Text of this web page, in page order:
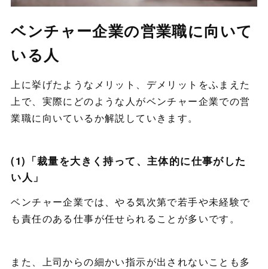
ベンチャー企業の営業職に向いて
いる人
上に挙げたようなメリット、デメリットをふまえた
上で、実際にどのような人がベンチャー企業での営
業職に向いているか解説していきます。
(1)「裁量を大きく持って、主体的に仕事がした
い人」
ベンチャー企業では、やる気次第で若手や未経験で
も責任のある仕事が任せられることが多いです。
また、上司からの細かい指示が出されないことも多